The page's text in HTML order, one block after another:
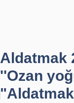
Aldatmak
''Ozan